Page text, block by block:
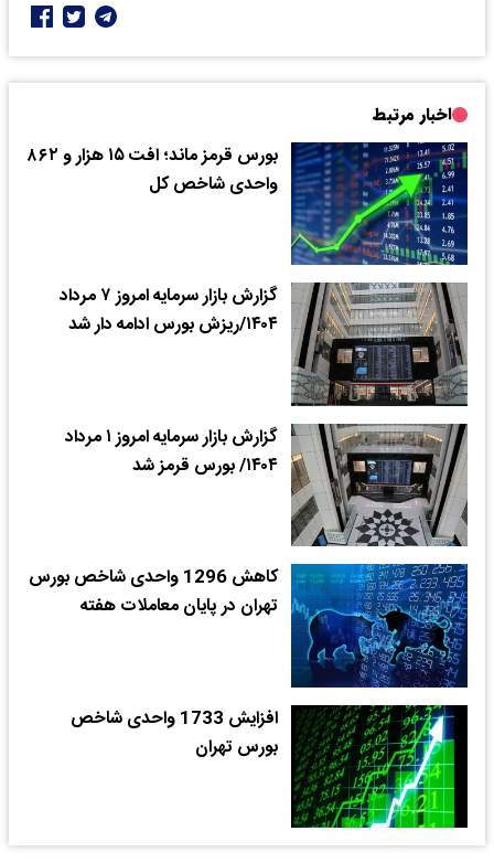
اخبار مرتبط
بورس قرمز ماند؛ افت ۱۵ هزار و ۸۶۲
واحدی شاخص کل
گزارش بازار سرمایه امروز ۷ مرداد
۱۴۰۴/ریزش بورس ادامه دار شد
گزارش بازار سرمایه امروز ۱ مرداد
۱۴۰۴/ بورس قرمز شد
کاهش 1296 واحدی شاخص بورس
تهران در پایان معاملات هفته
افزایش 1733 واحدی شاخص
بورس تهران